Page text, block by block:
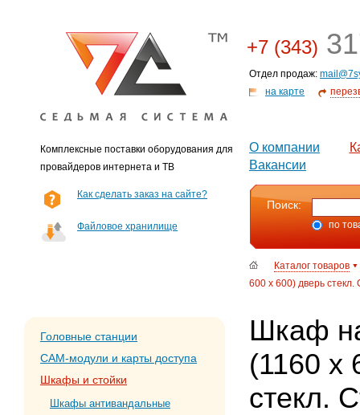
Комплексные поставки оборудования для
провайдеров интернета и ТВ
+7 (343)
Отдел продаж:
на карте
О компании
Вакансии
Как сделать заказ на сайте?
Файловое хранилище
Поиск:
по
Каталог товаров
600 х 600) дверь стекл.
Головные станции
CAM-модули и карты доступа
Шкафы и стойки
Шкафы антивандальные
Шкаф
(1160 х
стекл.